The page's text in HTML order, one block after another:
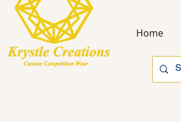
Home